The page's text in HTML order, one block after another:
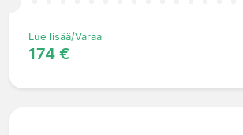
Lue lisää/Varaa
174 €